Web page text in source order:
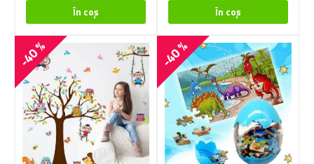
-40 % -40 %